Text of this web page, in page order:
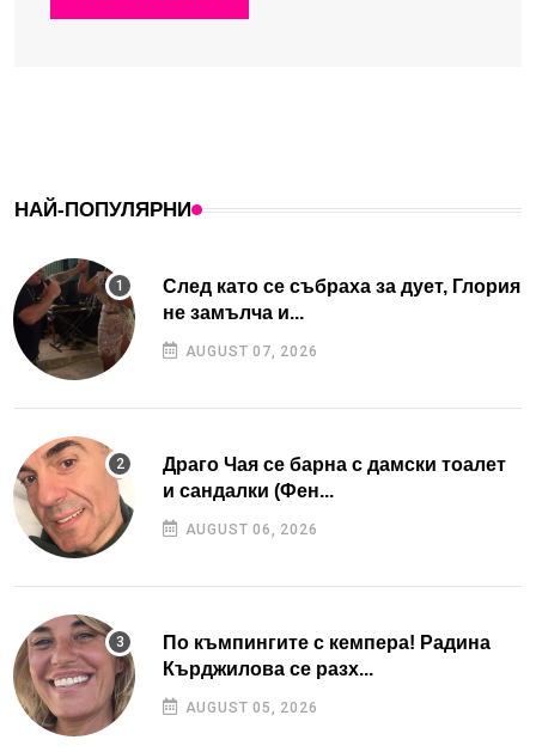
НАЙ-ПОПУЛЯРНИ
След като се събраха за дует, Глория
не замълча и...
AUGUST 07, 2026
Драго Чая се барна с дамски тоалет
и сандалки (Фен...
AUGUST 06, 2026
По къмпингите с кемпера! Радина
Кърджилова се разх...
AUGUST 05, 2026